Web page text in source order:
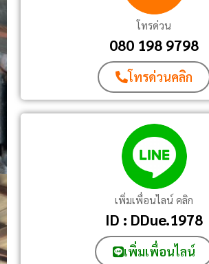
โทรด่วน
080 198 9798
โทรด่วนคลิก
เพิ่มเพื่อนไลน์ คลิก
ID : DDue.1978
เพิ่มเพื่อนไลน์